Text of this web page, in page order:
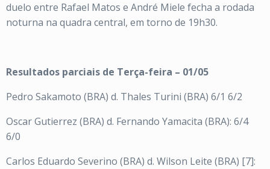
duelo entre Rafael Matos e André Miele fecha a rodada
noturna na quadra central, em torno de 19h30.
Resultados parciais de Terça-feira – 01/05
Pedro Sakamoto (BRA) d. Thales Turini (BRA) 6/1 6/2
Oscar Gutierrez (BRA) d. Fernando Yamacita (BRA): 6/4
6/0
Carlos Eduardo Severino (BRA) d. Wilson Leite (BRA) [7]: